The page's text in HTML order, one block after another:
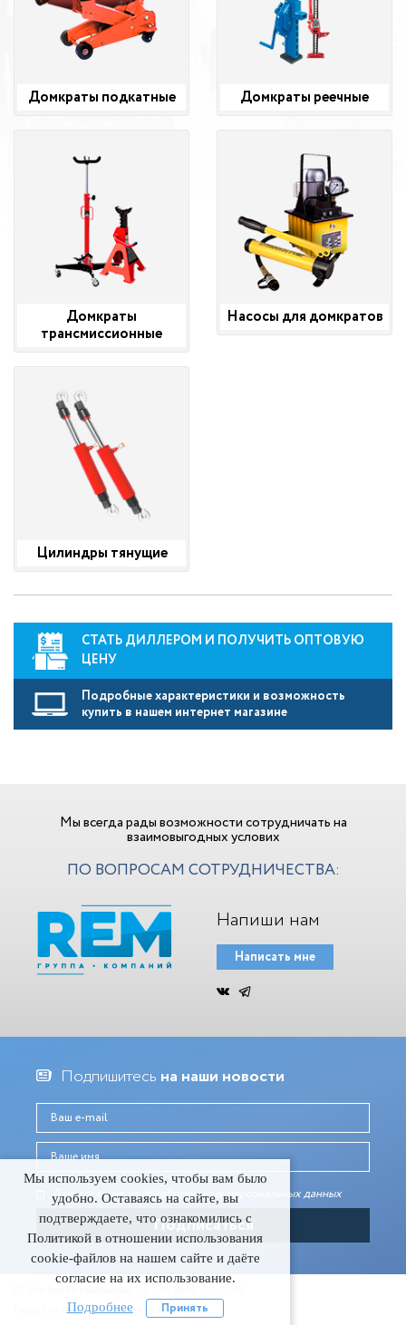
Домкраты подкатные Домкраты реечные
Домкраты
трансмиссионные
Насосы для домкратов
Цилиндры тянущие
СТАТЬ ДИЛЛЕРОМ И ПОЛУЧИТЬ ОПТОВУЮ
ЦЕНУ
Подробные характеристики и возможность
купить в нашем интернет магазине
Мы всегда рады возможности сотрудничать на
взаимовыгодных услових
ПО ВОПРОСАМ СОТРУДНИЧЕСТВА:
Напиши нам
Написать мне
Подпишитесь на наши новости
Даю согласие на обработку моих персональных данныx
Разработка и техподдержка - Гигабайт
Мы используем cookies, чтобы вам было
удобно. Оставаясь на сайте, вы
подтверждаете, что ознакомились с
Политикой в отношении использования
cookie-файлов на нашем сайте и даёте
согласие на их использование.
Подробнее
Принять